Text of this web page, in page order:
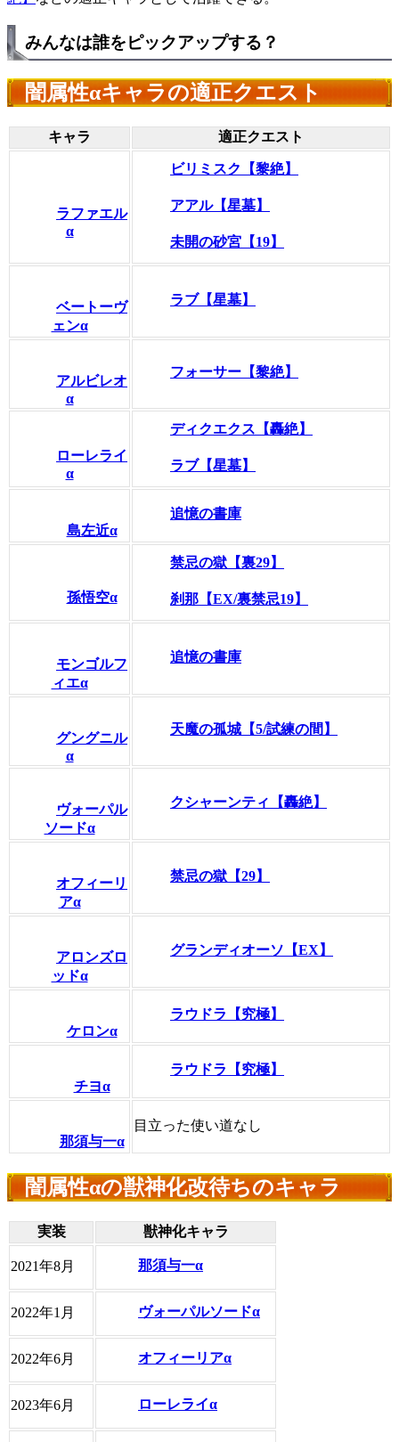
みんなは誰をピックアップする？
闇属性αキャラの適正クエスト
キャラ 適正クエスト
ラファエル
α
ビリミスク【黎絶】
アアル【星墓】
未開の砂宮【19】
ベートーヴ
ェンα
ラブ【星墓】
アルビレオ
α
フォーサー【黎絶】
ローレライ
α
ディクエクス【轟絶】
ラブ【星墓】
島左近α
追憶の書庫
孫悟空α
禁忌の獄【裏29】
刹那【EX/裏禁忌19】
モンゴルフ
ィエα
追憶の書庫
グングニル
α
天魔の孤城【5/試練の間】
ヴォーパル
ソードα
クシャーンティ【轟絶】
オフィーリ
アα
禁忌の獄【29】
アロンズロ
ッドα
グランディオーソ【EX】
ケロンα
ラウドラ【究極】
チヨα
ラウドラ【究極】
那須与一α
目立った使い道なし
闇属性αの獣神化改待ちのキャラ
実装 獣神化キャラ
2021年8月 那須与一α
2022年1月 ヴォーパルソードα
2022年6月 オフィーリアα
2023年6月 ローレライα